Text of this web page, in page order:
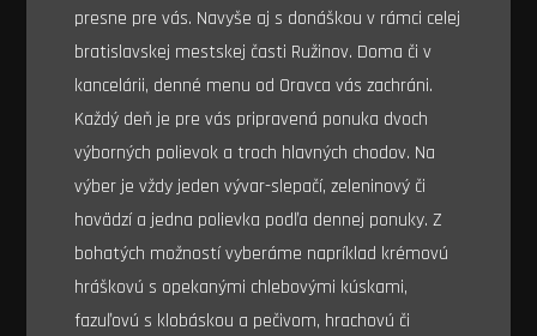
presne pre vás. Navyše aj s donáškou v rámci celej
bratislavskej mestskej časti Ružinov. Doma či v
kancelárii, denné menu od Oravca vás zachráni.
Každý deň je pre vás pripravená ponuka dvoch
výborných polievok a troch hlavných chodov. Na
výber je vždy jeden vývar-slepačí, zeleninový či
hovädzí a jedna polievka podľa dennej ponuky. Z
bohatých možností vyberáme napríklad krémovú
hráškovú s opekanými chlebovými kúskami,
fazuľovú s klobáskou a pečivom, hrachovú či